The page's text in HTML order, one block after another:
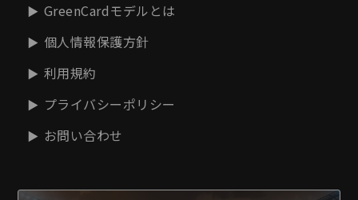
GreenCardモデルとは
個人情報保護方針
利用規約
プライバシーポリシー
お問い合わせ